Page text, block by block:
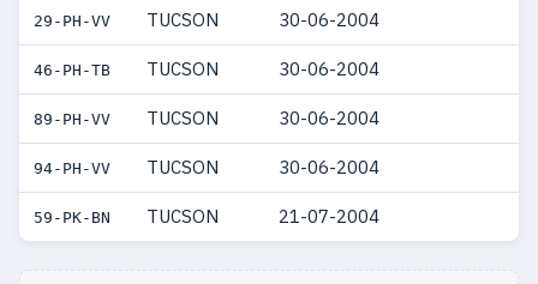
29-PH-VV TUCSON 30-06-2004
46-PH-TB TUCSON 30-06-2004
89-PH-VV TUCSON 30-06-2004
94-PH-VV TUCSON 30-06-2004
59-PK-BN TUCSON 21-07-2004